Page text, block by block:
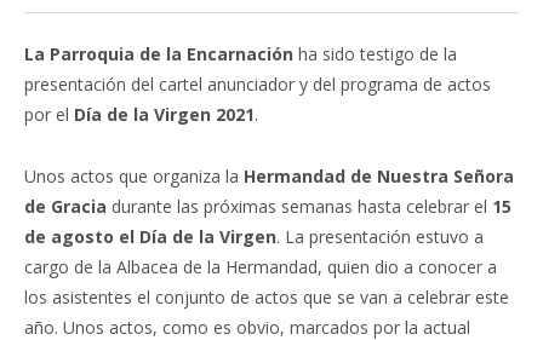
La Parroquia de la Encarnación ha sido testigo de la
presentación del cartel anunciador y del programa de actos
por el Día de la Virgen 2021.
Unos actos que organiza la Hermandad de Nuestra Señora
de Gracia durante las próximas semanas hasta celebrar el 15
de agosto el Día de la Virgen. La presentación estuvo a
cargo de la Albacea de la Hermandad, quien dio a conocer a
los asistentes el conjunto de actos que se van a celebrar este
año. Unos actos, como es obvio, marcados por la actual